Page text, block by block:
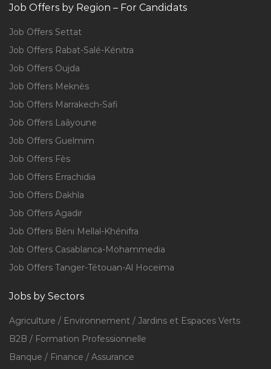
Job Offers by Region – For Candidats
Job Offers Settat
Job Offers Rabat-Salé-Kénitra
Job Offers Oujda
Job Offers Meknès
Job Offers Marrakech-Safi
Job Offers Laâyoune
Job Offers Guelmim
Job Offers Fès
Job Offers Errachidia
Job Offers Dakhla
Job Offers Agadir
Job Offers Béni Mellal-Khénifra
Job Offers Casablanca-Mohammedia
Job Offers Tanger-Tétouan-Al Hoceïma
Jobs by Sectors
Agriculture / Environnement / Jardins et Espaces Verts
B2B / Formation Professionnelle
Banque / Finance / Assurance